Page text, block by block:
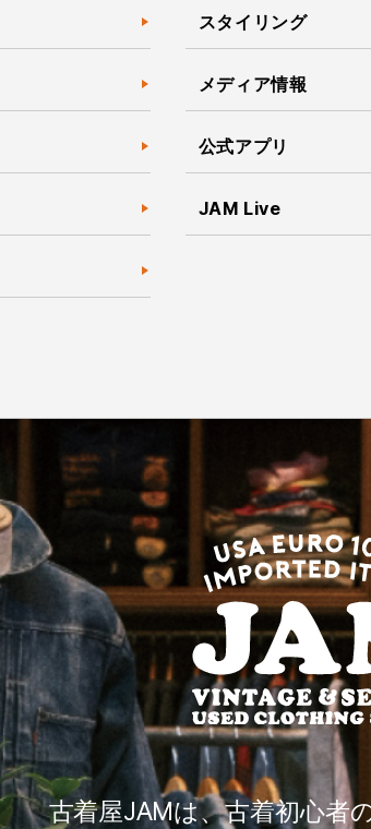
スタイリング
メディア情報
公式アプリ
JAM Live
古着屋JAMは、古着初心者